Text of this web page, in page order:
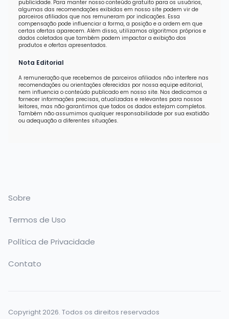
publicidade. Para manter nosso conteúdo gratuito para os usuários,
algumas das recomendações exibidas em nosso site podem vir de
parceiros afiliados que nos remuneram por indicações. Essa
compensação pode influenciar a forma, a posição e a ordem em que
certas ofertas aparecem. Além disso, utilizamos algoritmos próprios e
dados coletados que também podem impactar a exibição dos
produtos e ofertas apresentados.
Nota Editorial
A remuneração que recebemos de parceiros afiliados não interfere nas
recomendações ou orientações oferecidas por nossa equipe editorial,
nem influencia o conteúdo publicado em nosso site. Nos dedicamos a
fornecer informações precisas, atualizadas e relevantes para nossos
leitores, mas não garantimos que todos os dados estejam completos.
Também não assumimos qualquer responsabilidade por sua exatidão
ou adequação a diferentes situações.
Sobre
Termos de Uso
Política de Privacidade
Contato
Copyright 2026. Todos os direitos reservados